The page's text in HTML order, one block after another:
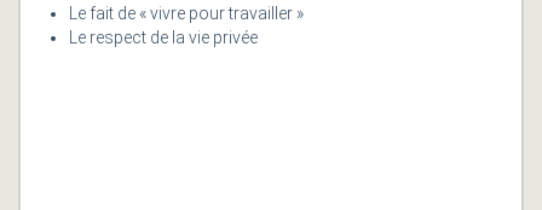
Le fait de « vivre pour travailler »
Le respect de la vie privée